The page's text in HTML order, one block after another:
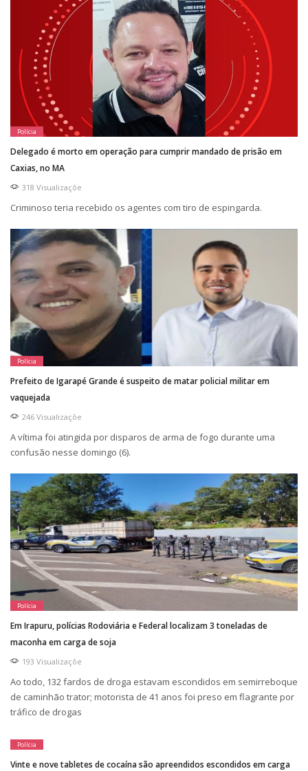
Polícia
Delegado é morto em operação para cumprir mandado de prisão em
Caxias, no MA
318 Visualizaçõe
Criminoso teria recebido os agentes com tiro de espingarda.
Polícia
Prefeito de Igarapé Grande é suspeito de matar policial militar em
vaquejada
246 Visualizaçõe
A vítima foi atingida por disparos de arma de fogo durante uma
confusão nesse domingo (6).
Polícia
Em Irapuru, polícias Rodoviária e Federal localizam 3 toneladas de
maconha em carga de soja
193 Visualizaçõe
Ao todo, 132 fardos de droga estavam escondidos em semirreboque
de caminhão trator; motorista de 41 anos foi preso em flagrante por
tráfico de drogas
Polícia
Vinte e nove tabletes de cocaína são apreendidos escondidos em carga